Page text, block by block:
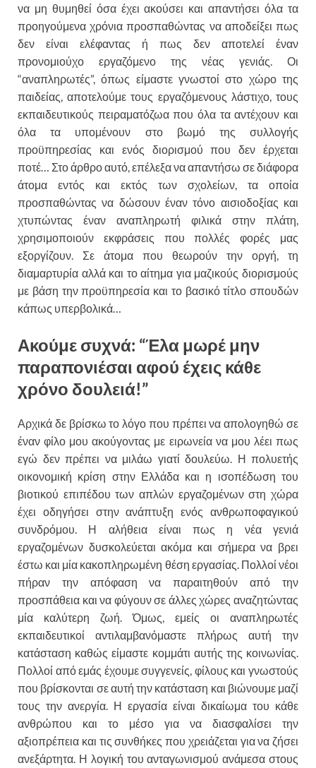
να μη θυμηθεί όσα έχει ακούσει και απαντήσει όλα τα
προηγούμενα χρόνια προσπαθώντας να αποδείξει πως
δεν είναι ελέφαντας ή πως δεν αποτελεί έναν
προνομιούχο εργαζόμενο της νέας γενιάς. Οι
“αναπληρωτές”, όπως είμαστε γνωστοί στο χώρο της
παιδείας, αποτελούμε τους εργαζόμενους λάστιχο, τους
εκπαιδευτικούς πειραματόζωα που όλα τα αντέχουν και
όλα τα υπομένουν στο βωμό της συλλογής
προϋπηρεσίας και ενός διορισμού που δεν έρχεται
ποτέ… Στο άρθρο αυτό, επέλεξα να απαντήσω σε διάφορα
άτομα εντός και εκτός των σχολείων, τα οποία
προσπαθώντας να δώσουν έναν τόνο αισιοδοξίας και
χτυπώντας έναν αναπληρωτή φιλικά στην πλάτη,
χρησιμοποιούν εκφράσεις που πολλές φορές μας
εξοργίζουν. Σε άτομα που θεωρούν την οργή, τη
διαμαρτυρία αλλά και το αίτημα για μαζικούς διορισμούς
με βάση την προϋπηρεσία και το βασικό τίτλο σπουδών
κάπως υπερβολικά…
Ακούμε συχνά: “Έλα μωρέ μην
παραπονιέσαι αφού έχεις κάθε
χρόνο δουλειά!”
Αρχικά δε βρίσκω το λόγο που πρέπει να απολογηθώ σε
έναν φίλο μου ακούγοντας με ειρωνεία να μου λέει πως
εγώ δεν πρέπει να μιλάω γιατί δουλεύω. Η πολυετής
οικονομική κρίση στην Ελλάδα και η ισοπέδωση του
βιοτικού επιπέδου των απλών εργαζομένων στη χώρα
έχει οδηγήσει στην ανάπτυξη ενός ανθρωποφαγικού
συνδρόμου. Η αλήθεια είναι πως η νέα γενιά
εργαζομένων δυσκολεύεται ακόμα και σήμερα να βρει
έστω και μία κακοπληρωμένη θέση εργασίας. Πολλοί νέοι
πήραν την απόφαση να παραιτηθούν από την
προσπάθεια και να φύγουν σε άλλες χώρες αναζητώντας
μία καλύτερη ζωή. Όμως, εμείς οι αναπληρωτές
εκπαιδευτικοί αντιλαμβανόμαστε πλήρως αυτή την
κατάσταση καθώς είμαστε κομμάτι αυτής της κοινωνίας.
Πολλοί από εμάς έχουμε συγγενείς, φίλους και γνωστούς
που βρίσκονται σε αυτή την κατάσταση και βιώνουμε μαζί
τους την ανεργία. Η εργασία είναι δικαίωμα του κάθε
ανθρώπου και το μέσο για να διασφαλίσει την
αξιοπρέπεια και τις συνθήκες που χρειάζεται για να ζήσει
ανεξάρτητα. Η λογική του ανταγωνισμού ανάμεσα στους